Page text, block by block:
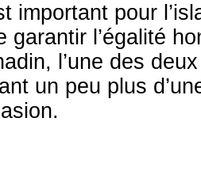
important pour
garantir l’égalité
l’une des
un peu plus